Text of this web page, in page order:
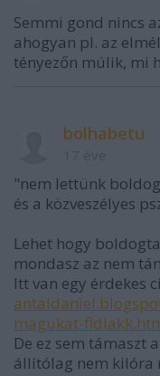
Semmi gond nincs
ahogyan pl. az
tényezőn múlik, mi
bolhabetu
"nem lettünk
és a közveszélyes
Lehet hogy
mondasz az nem
Itt van egy érdekes
magukat-
De ez sem támaszt
állítólag nem kilóra